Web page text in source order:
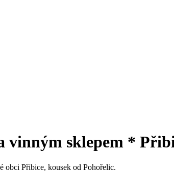
vinným sklepem *
obci Přibice, kousek od Pohořelic.